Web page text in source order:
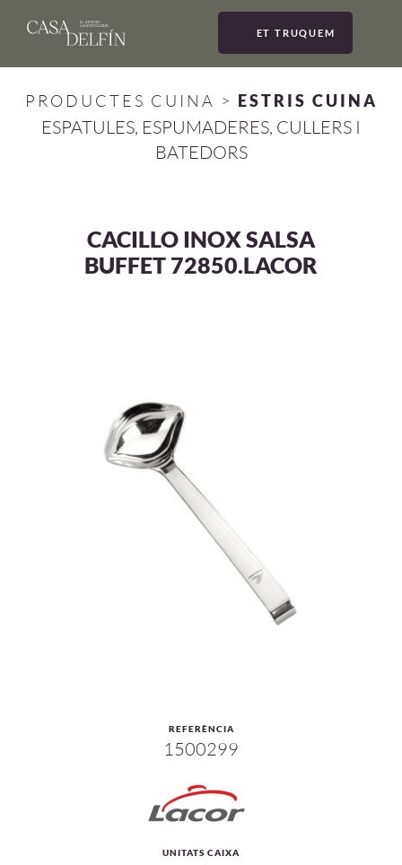
ET TRUQUEM
PRODUCTES CUINA > ESTRIS CUINA
ESPATULES, ESPUMADERES, CULLERS I
BATEDORS
CACILLO INOX SALSA
BUFFET 72850.LACOR
REFERÈNCIA
1500299
UNITATS CAIXA